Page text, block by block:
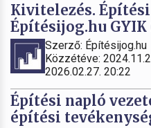
Kivitelezés.
Építésijog.hu GYIK
Szerző: Építésijog.hu
Közzétéve:
2026.02.27. 20:22
Építési napló
építési